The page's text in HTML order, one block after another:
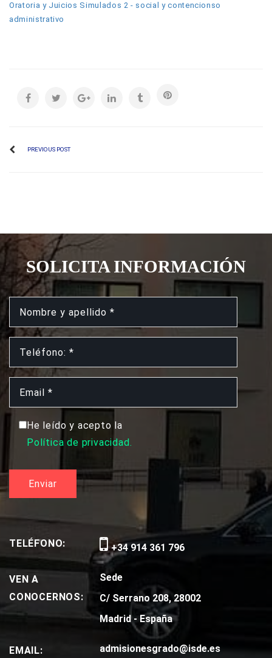
Oratoria y Juicios Simulados 2 - social y contencionso
administrativo
PREVIOUS POST
SOLICITA INFORMACIÓN
He leído y acepto la
Política de privacidad.
TELÉFONO: +34 914 361 796
VEN A
CONOCERNOS:
Sede
C/ Serrano 208, 28002
Madrid - España
EMAIL: admisionesgrado@isde.es